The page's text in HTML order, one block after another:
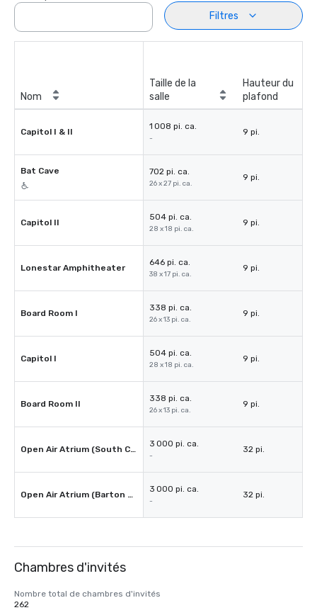
Filtres
Nom
Taille de la
salle
Hauteur du
plafond
Capitol I & II
1 008 pi. ca.
-
9 pi.
Bat Cave 702 pi. ca.
26 x 27 pi. ca.
9 pi.
Capitol II
504 pi. ca.
28 x 18 pi. ca.
9 pi.
Lonestar Amphitheater
646 pi. ca.
38 x 17 pi. ca.
9 pi.
Board Room I
338 pi. ca.
26 x 13 pi. ca.
9 pi.
Capitol I
504 pi. ca.
28 x 18 pi. ca.
9 pi.
Board Room II
338 pi. ca.
26 x 13 pi. ca.
9 pi.
Open Air Atrium (South Congress)
3 000 pi. ca.
-
32 pi.
Open Air Atrium (Barton Springs)
3 000 pi. ca.
-
32 pi.
Chambres d'invités
Nombre total de chambres d'invités
262